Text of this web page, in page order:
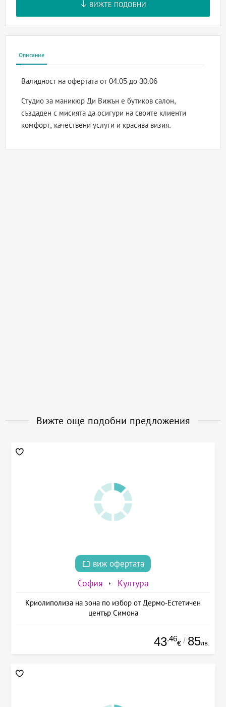
ВИЖТЕ ПОДОБНИ
Описание
Валидност на офертатаот 04.05 до 30.06
Студио за маникюр Ди Вижън е бутиков салон,
създаден с мисията да осигури на своите клиенти
комфорт, качествени услуги и красива визия.
Вижте още подобни предложения
виж офертата
София Култура
Криолиполиза на зона по избор от Дермо-Естетичен
център Симона
43.46
€ / 85лв.